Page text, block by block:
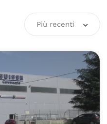
Più recenti